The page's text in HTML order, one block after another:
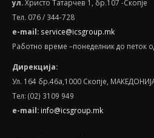
ул.Христо Татарчев 1, бр.107 -Скопје
Тел. 076 / 344-728
e mail: service@icsgroup.mk
Работно време –понеделник до петок
Дирекција:
Ул. 164 бр.46а,1000 Скопје,
Тел: (02) 3109 949
e-mail: info@icsgroup.mk